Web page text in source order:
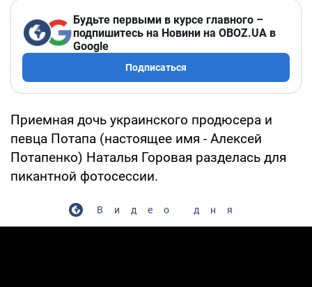
Будьте первыми в курсе главного –
подпишитесь на Новини на OBOZ.UA в
Google
Подписаться
Приемная дочь украинского продюсера и
певца Потапа (настоящее имя - Алексей
Потапенко) Наталья Горовая разделась для
пикантной фотосессии.
Видео дня